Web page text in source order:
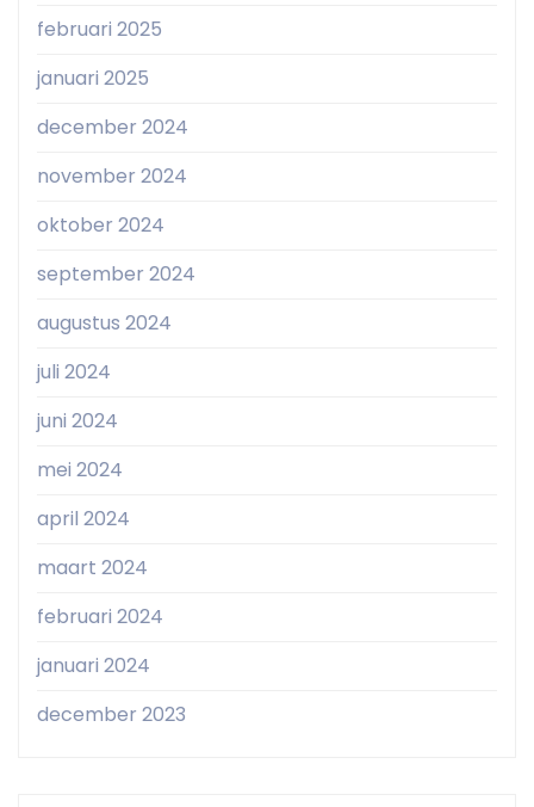
februari 2025
januari 2025
december 2024
november 2024
oktober 2024
september 2024
augustus 2024
juli 2024
juni 2024
mei 2024
april 2024
maart 2024
februari 2024
januari 2024
december 2023